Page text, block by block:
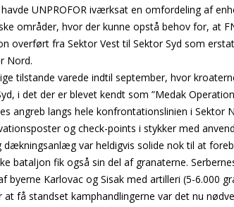
UNPROFOR iværksat en omfordeling af
områder, hvor der kunne opstå behov for, at
overført fra Sektor Vest til Sektor Syd som
Nord.
tilstande varede indtil september, hvor
i det der er blevet kendt som ”Medak
angreb langs hele konfrontationslinien i Sektor
og check-points i stykker med
dækningsanlæg var heldigvis solide nok til at
bataljon fik også sin del af granaterne.
byerne Karlovac og Sisak med artilleri (5-6.000
at få standset kamphandlingerne var det nu